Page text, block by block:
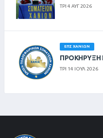
ΤΡΙ 4 ΑΥΓ 2026
ΕΠΣ ΧΑΝΊΩΝ
ΠΡΟΚΗΡΥΞΗ
ΤΡΙ 14 ΙΟΥΛ 2026